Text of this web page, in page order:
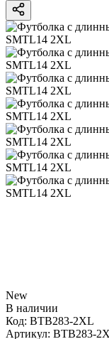
New
В наличии
Код: BTB283-2XL
Артикул: BTB283-